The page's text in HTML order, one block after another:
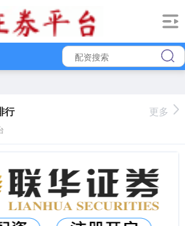
行 更多